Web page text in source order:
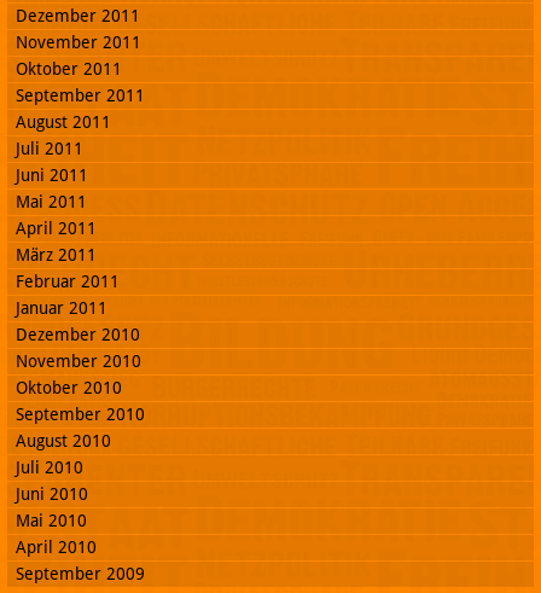
Dezember 2011
November 2011
Oktober 2011
September 2011
August 2011
Juli 2011
Juni 2011
Mai 2011
April 2011
März 2011
Februar 2011
Januar 2011
Dezember 2010
November 2010
Oktober 2010
September 2010
August 2010
Juli 2010
Juni 2010
Mai 2010
April 2010
September 2009